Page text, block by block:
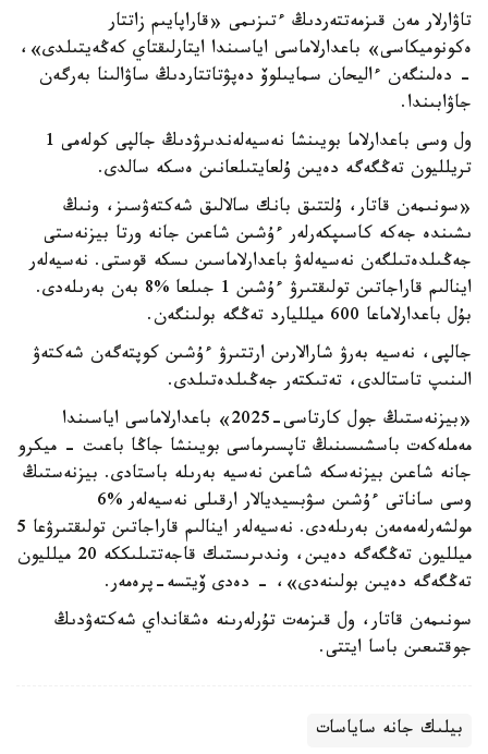
تاۋارلار مەن قىزمەتتەردىڭ ءتىزىمى «قاراپايىم زاتتار
ەكونوميكاسى» باعدارلاماسى اياسىندا ايتارلىقتاي كەڭەيتىلدى»،
- دەلىنگەن ءاليحان سمايىلوۆ دەپۋتاتتاردىڭ ساۋالىنا بەرگەن
جاۋابىندا.
ول وسى باعدارلاما بويىنشا نەسيەلەندىرۋدىڭ جالپى كولەمى 1
تريلليون تەڭگەگە دەيىن ۇلعايتىلعانىن ەسكە سالدى.
«سونىمەن قاتار، ۇلتتىق بانك سالالىق شەكتەۋسىز، ونىڭ
ىشىندە جەكە كاسىپكەرلەر ءۇشىن شاعىن جانە ورتا بيزنەستى
جەڭىلدەتىلگەن نەسيەلەۋ باعدارلاماسىن ىسكە قوستى. نەسيەلەر
اينالىم قاراجاتىن تولىقتىرۋ ءۇشىن 1 جىلعا %8 بەن بەرىلەدى.
بۇل باعدارلاماعا 600 ميلليارد تەڭگە بولىنگەن.
جالپى، نەسيە بەرۋ شارالارىن ارتتىرۋ ءۇشىن كوپتەگەن شەكتەۋ
الىنىپ تاستالدى، تەتىكتەر جەڭىلدەتىلدى.
«بيزنەستىڭ جول كارتاسى-2025» باعدارلاماسى اياسىندا
مەملەكەت باسشىسىنىڭ تاپسىرماسى بويىنشا جاڭا باعىت - ميكرو
جانە شاعىن بيزنەسكە شاعىن نەسيە بەرىلە باستادى. بيزنەستىڭ
وسى ساناتى ءۇشىن سۋبسيديالار ارقىلى نەسيەلەر %6
مولشەرلەمەمەن بەرىلەدى. نەسيەلەر اينالىم قاراجاتىن تولىقتىرۋعا 5
ميلليون تەڭگەگە دەيىن، وندىرىستىك قاجەتتىلىككە 20 ميلليون
تەڭگەگە دەيىن بولىنەدى»، - دەدى ۆيتسە-پرەمەر.
سونىمەن قاتار، ول قىزمەت تۇرلەرىنە ەشقانداي شەكتەۋدىڭ
جوقتىعىن باسا ايتتى.
بيلىك جانە ساياسات